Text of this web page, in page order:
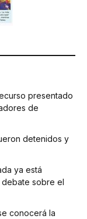
presentado
de
detenidos y
ya está
sobre el
conocerá la